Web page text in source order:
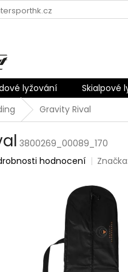
lyžování Skialpové
Gravity Rival
3800269_00089_170
hodnocení